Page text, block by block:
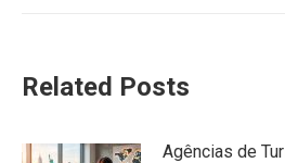
Related Posts
Agências de